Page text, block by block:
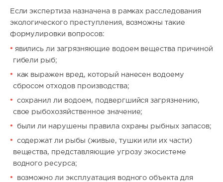
Если экспертиза назначена в рамках расследования
экологического преступления, возможны такие
формулировки вопросов:
явились ли загрязняющие водоем вещества причиной
гибели рыб;
как выражен вред, который нанесен водоему
сбросом отходов производства;
сохранил ли водоем, подвергшийся загрязнению,
свое рыбохозяйственное значение;
были ли нарушены правила охраны рыбных запасов;
содержат ли рыбы (живые, тушки или их части)
вещества, представляющие угрозу экосистеме
водного ресурса;
возможно ли эксплуатация водного объекта для